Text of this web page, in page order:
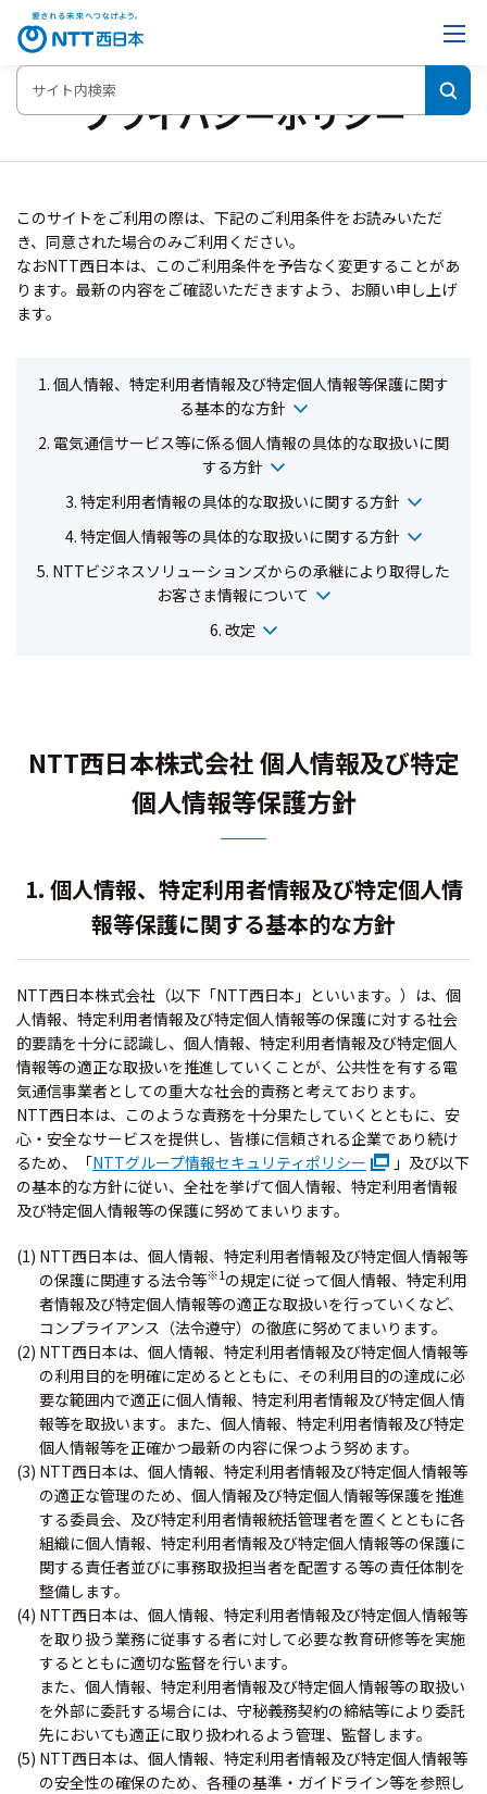
プライバシーポリシー
このサイトをご利用の際は、下記のご利用条件をお読みいただ
き、同意された場合のみご利用ください。
なおNTT西日本は、このご利用条件を予告なく変更することがあ
ります。最新の内容をご確認いただきますよう、お願い申し上げ
ます。
1. 個人情報、特定利用者情報及び特定個人情報等保護に関す
る基本的な方針
2. 電気通信サービス等に係る個人情報の具体的な取扱いに関
する方針
3. 特定利用者情報の具体的な取扱いに関する方針
4. 特定個人情報等の具体的な取扱いに関する方針
5. NTTビジネスソリューションズからの承継により取得した
お客さま情報について
6. 改定
NTT西日本株式会社 個人情報及び特定
個人情報等保護方針
1. 個人情報、特定利用者情報及び特定個人情
報等保護に関する基本的な方針
NTT西日本株式会社（以下「NTT西日本」といいます。）は、個
人情報、特定利用者情報及び特定個人情報等の保護に対する社会
的要請を十分に認識し、個人情報、特定利用者情報及び特定個人
情報等の適正な取扱いを推進していくことが、公共性を有する電
気通信事業者としての重大な社会的責務と考えております。
NTT西日本は、このような責務を十分果たしていくとともに、安
心・安全なサービスを提供し、皆様に信頼される企業であり続け
るため、「NTTグループ情報セキュリティポリシー
」及び以下
の基本的な方針に従い、全社を挙げて個人情報、特定利用者情報
及び特定個人情報等の保護に努めてまいります。
(1) NTT西日本は、個人情報、特定利用者情報及び特定個人情報等
の保護に関連する法令等※1の規定に従って個人情報、特定利用
者情報及び特定個人情報等の適正な取扱いを行っていくなど、
コンプライアンス（法令遵守）の徹底に努めてまいります。
(2) NTT西日本は、個人情報、特定利用者情報及び特定個人情報等
の利用目的を明確に定めるとともに、その利用目的の達成に必
要な範囲内で適正に個人情報、特定利用者情報及び特定個人情
報等を取扱います。また、個人情報、特定利用者情報及び特定
個人情報等を正確かつ最新の内容に保つよう努めます。
(3) NTT西日本は、個人情報、特定利用者情報及び特定個人情報等
の適正な管理のため、個人情報及び特定個人情報等保護を推進
する委員会、及び特定利用者情報統括管理者を置くとともに各
組織に個人情報、特定利用者情報及び特定個人情報等の保護に
関する責任者並びに事務取扱担当者を配置する等の責任体制を
整備します。
(4) NTT西日本は、個人情報、特定利用者情報及び特定個人情報等
を取り扱う業務に従事する者に対して必要な教育研修等を実施
するとともに適切な監督を行います。
また、個人情報、特定利用者情報及び特定個人情報等の取扱い
を外部に委託する場合には、守秘義務契約の締結等により委託
先においても適正に取り扱われるよう管理、監督します。
(5) NTT西日本は、個人情報、特定利用者情報及び特定個人情報等
の安全性の確保のため、各種の基準・ガイドライン等を参照し